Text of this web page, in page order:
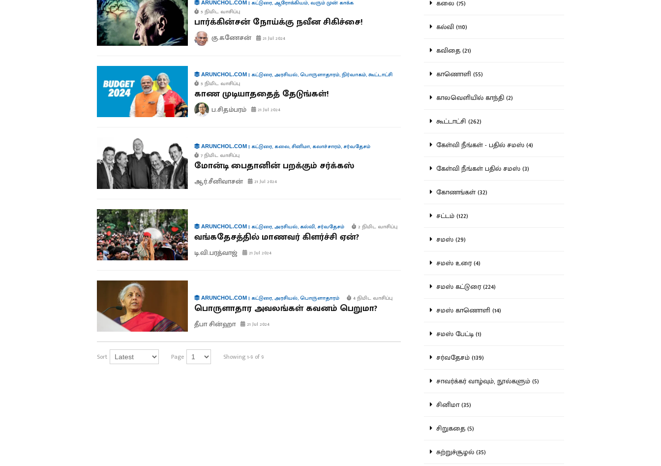
ARUNCHOL.COM| கட்டுரை,ஆரோக்கியம், வரும் முன் காக்க
5 நிமிட வாசிப்பு
பார்க்கின்சன் நோய்க்கு நவீன சிகிச்சை!
கு.கணேசன் 21 Jul 2024
ARUNCHOL.COM| கட்டுரை,அரசியல்,பொருளாதாரம்,நிர்வாகம்,கூட்டாட்சி
5 நிமிட வாசிப்பு
காண முடியாததைத் தேடுங்கள்!
ப.சிதம்பரம் 21 Jul 2024
ARUNCHOL.COM| கட்டுரை, கலை,சினிமா, கலாச்சாரம், சர்வதேசம்
7 நிமிட வாசிப்பு
மோன்டி பைதானின் பறக்கும் சர்க்கஸ்
ஆர்.சீனிவாசன் 21 Jul 2024
ARUNCHOL.COM| கட்டுரை,அரசியல், கல்வி, சர்வதேசம் 2 நிமிட வாசிப்பு
வங்கதேசத்தில் மாணவர் கிளர்ச்சி ஏன்?
டி.வி.பரத்வாஜ் 21 Jul 2024
ARUNCHOL.COM| கட்டுரை,அரசியல்,பொருளாதாரம் 4 நிமிட வாசிப்பு
பொருளாதார அவலங்கள் கவனம் பெறுமா?
தீபா சின்ஹா 21 Jul 2024
Sort Page Showing 1-9 of 9
கலை (75)
கல்வி (110)
கவிதை (21)
காணொளி (55)
காலவெளியில் காந்தி (2)
கூட்டாட்சி (262)
கேள்வி நீங்கள் - பதில் சமஸ் (4)
கேள்வி நீங்கள் பதில் சமஸ் (3)
கோணங்கள் (32)
சட்டம் (122)
சமஸ் (29)
சமஸ் உரை (4)
சமஸ் கட்டுரை (224)
சமஸ் காணொளி (14)
சமஸ் பேட்டி (1)
சர்வதேசம் (139)
சாவர்க்கர் வாழ்வும், நூல்களும் (5)
சினிமா (35)
சிறுகதை (5)
சுற்றுச்சூழல் (35)